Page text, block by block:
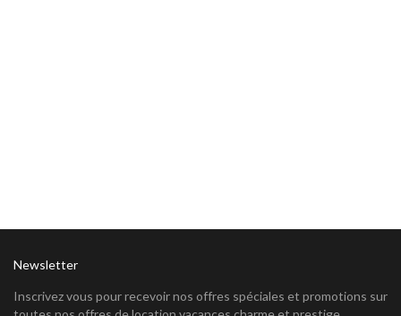
Newsletter
Inscrivez vous pour recevoir nos offres spéciales et promotions sur